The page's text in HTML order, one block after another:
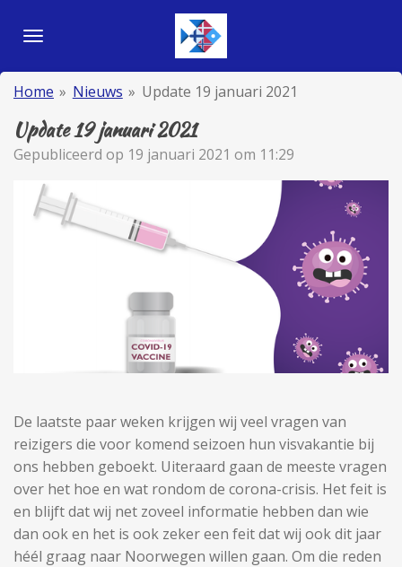
direct
de
Home » Nieuws » Update 19 januari 2021
Update 19 januari 2021
Gepubliceerd op 19 januari 2021 om 11:29
De laatste paar weken krijgen wij veel vragen van
reizigers die voor komend seizoen hun visvakantie bij
ons hebben geboekt. Uiteraard gaan de meeste vragen
over het hoe en wat rondom de corona-crisis. Het feit is
en blijft dat wij net zoveel informatie hebben dan wie
dan ook en het is ook zeker een feit dat wij ook dit jaar
héél graag naar Noorwegen willen gaan. Om die reden